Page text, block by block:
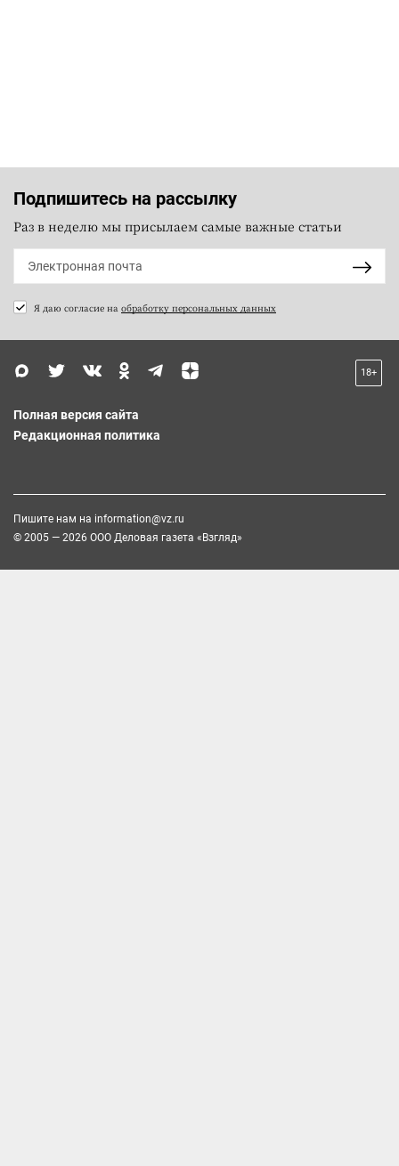
Подпишитесь на рассылку
Раз в неделю мы присылаем самые важные статьи
Я даю согласие на обработку персональных данных
18+
Полная версия сайта
Редакционная политика
Пишите нам на information@vz.ru
© 2005 — 2026 ООО Деловая газета «Взгляд»